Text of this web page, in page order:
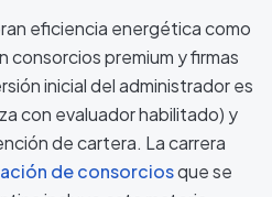
eficiencia energética como
premium y firmas
inicial del administrador es
con evaluador habilitado) y
de cartera. La carrera
de consorciosque se